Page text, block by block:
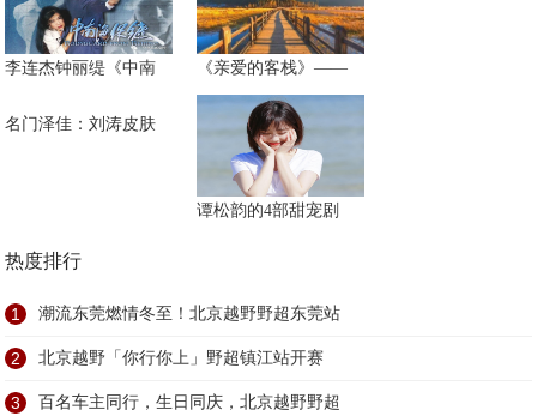
李连杰钟丽缇《中南 《亲爱的客栈》——
名门泽佳：刘涛皮肤
谭松韵的4部甜宠剧
热度排行
1 潮流东莞燃情冬至！北京越野野超东莞站
2 北京越野「你行你上」野超镇江站开赛
3 百名车主同行，生日同庆，北京越野野超